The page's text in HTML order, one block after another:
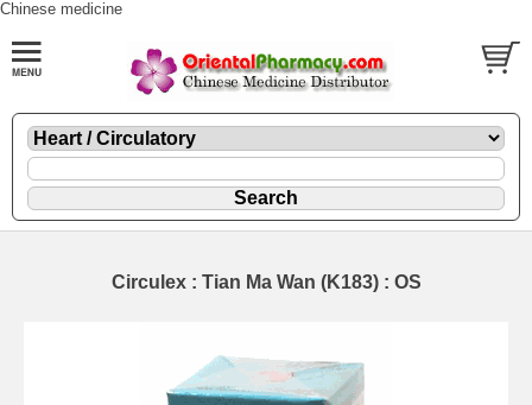
Chinese medicine
Circulex : Tian Ma Wan (K183) : OS